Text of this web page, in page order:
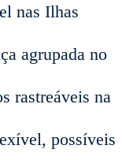
nas Ilhas
agrupada no
rastreáveis na
possíveis